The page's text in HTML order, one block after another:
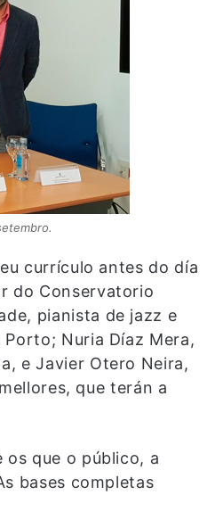
currículo antes do día
do Conservatorio
pianista de jazz e
Nuria Díaz Mera,
e Javier Otero Neira,
que terán a
que o público, a
bases completas